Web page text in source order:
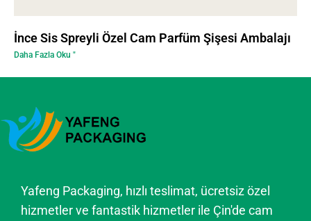
İnce Sis Spreyli Özel Cam Parfüm Şişesi Ambalajı
Daha Fazla Oku "
Yafeng Packaging, hızlı teslimat, ücretsiz özel
hizmetler ve fantastik hizmetler ile Çin'de cam